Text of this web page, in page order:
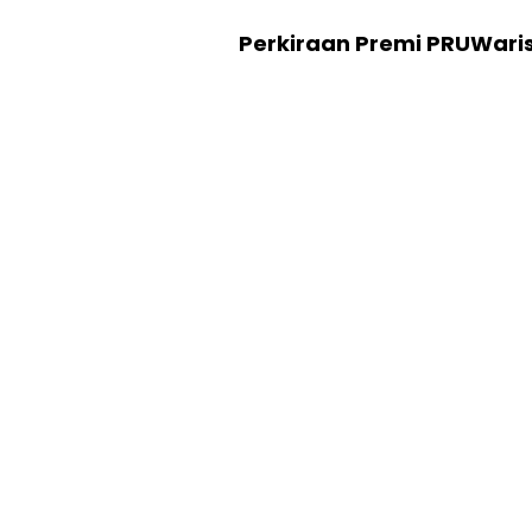
Perkiraan Premi